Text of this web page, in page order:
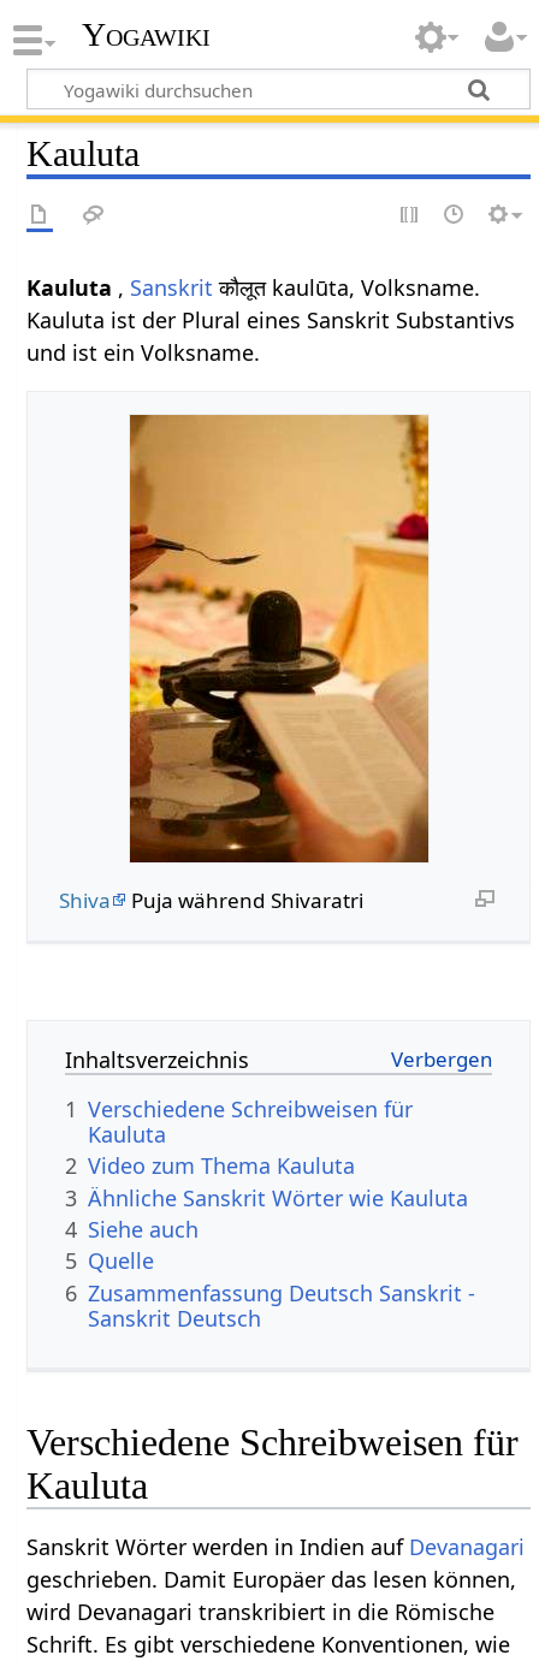
Yogawiki
Kauluta
Kauluta , Sanskrit कौलूत kaulūta, Volksname.
Kauluta ist der Plural eines Sanskrit Substantivs
und ist ein Volksname.
Shiva Puja während Shivaratri
Inhaltsverzeichnis
1 Verschiedene Schreibweisen für
Kauluta
2 Video zum Thema Kauluta
3 Ähnliche Sanskrit Wörter wie Kauluta
4 Siehe auch
5 Quelle
6 Zusammenfassung Deutsch Sanskrit -
Sanskrit Deutsch
Verschiedene Schreibweisen für
Kauluta
Sanskrit Wörter werden in Indien auf Devanagari
geschrieben. Damit Europäer das lesen können,
wird Devanagari transkribiert in die Römische
Schrift. Es gibt verschiedene Konventionen, wie